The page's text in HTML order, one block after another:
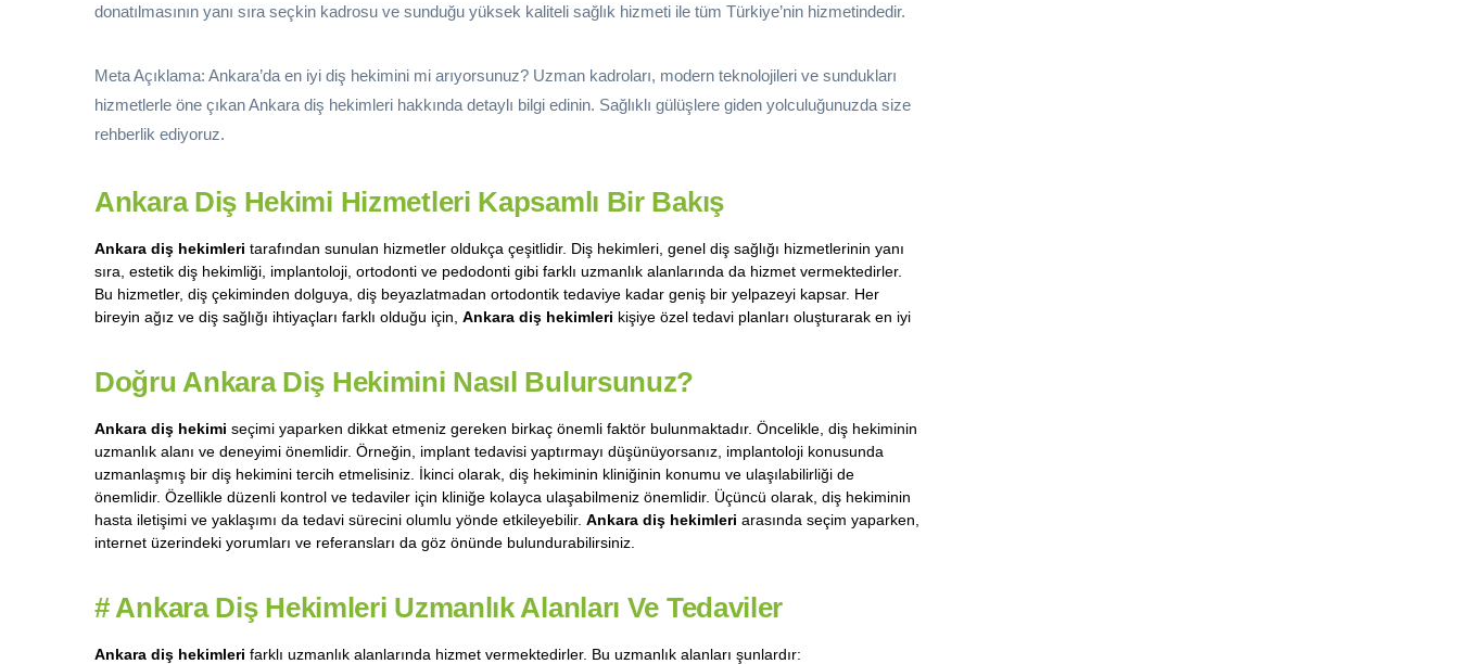
donatılmasının yanı sıra seçkin kadrosu ve sunduğu yüksek kaliteli sağlık hizmeti ile tüm Türkiye’nin hizmetindedir.
Meta Açıklama: Ankara’da en iyi diş hekimini mi arıyorsunuz? Uzman kadroları, modern teknolojileri ve sundukları
hizmetlerle öne çıkan Ankara diş hekimleri hakkında detaylı bilgi edinin. Sağlıklı gülüşlere giden yolculuğunuzda size
rehberlik ediyoruz.
Ankara Diş Hekimi Hizmetleri Kapsamlı Bir Bakış
Ankara diş hekimleri tarafından sunulan hizmetler oldukça çeşitlidir. Diş hekimleri, genel diş sağlığı hizmetlerinin yanı
sıra, estetik diş hekimliği, implantoloji, ortodonti ve pedodonti gibi farklı uzmanlık alanlarında da hizmet vermektedirler.
Bu hizmetler, diş çekiminden dolguya, diş beyazlatmadan ortodontik tedaviye kadar geniş bir yelpazeyi kapsar. Her
bireyin ağız ve diş sağlığı ihtiyaçları farklı olduğu için, Ankara diş hekimleri kişiye özel tedavi planları oluşturarak en iyi
Doğru Ankara Diş Hekimini Nasıl Bulursunuz?
Ankara diş hekimi seçimi yaparken dikkat etmeniz gereken birkaç önemli faktör bulunmaktadır. Öncelikle, diş hekiminin
uzmanlık alanı ve deneyimi önemlidir. Örneğin, implant tedavisi yaptırmayı düşünüyorsanız, implantoloji konusunda
uzmanlaşmış bir diş hekimini tercih etmelisiniz. İkinci olarak, diş hekiminin kliniğinin konumu ve ulaşılabilirliği de
önemlidir. Özellikle düzenli kontrol ve tedaviler için kliniğe kolayca ulaşabilmeniz önemlidir. Üçüncü olarak, diş hekiminin
hasta iletişimi ve yaklaşımı da tedavi sürecini olumlu yönde etkileyebilir. Ankara diş hekimleri arasında seçim yaparken,
internet üzerindeki yorumları ve referansları da göz önünde bulundurabilirsiniz.
# Ankara Diş Hekimleri Uzmanlık Alanları Ve Tedaviler
Ankara diş hekimleri farklı uzmanlık alanlarında hizmet vermektedirler. Bu uzmanlık alanları şunlardır: